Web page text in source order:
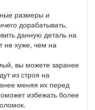
размеры и
дорабатывать,
данную деталь на
не хуже, чем на
вы можете заранее
из строя на
меняя их перед
избежать более